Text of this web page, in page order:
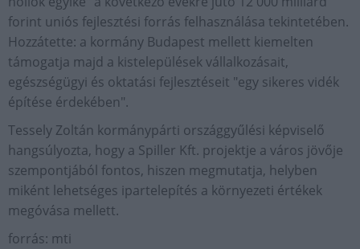
forint uniós fejlesztési forrás felhasználása tekintetében.
Hozzátette: a kormány Budapest mellett kiemelten
támogatja majd a kistelepülések vállalkozásait,
egészségügyi és oktatási fejlesztéseit "egy sikeres vidék
építése érdekében".
Tessely Zoltán kormánypárti országgyűlési képviselő
hangsúlyozta, hogy a Spiller Kft. projektje a város jövője
szempontjából fontos, hiszen megmutatja, helyben
miként lehetséges ipartelepítés a környezeti értékek
megóvása mellett.
forrás: mti